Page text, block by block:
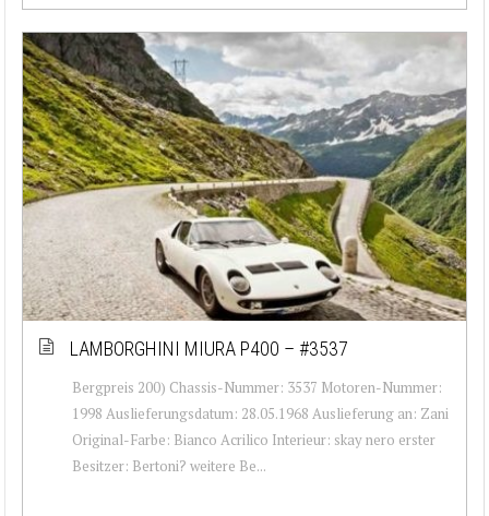
LAMBORGHINI MIURA P400 – #3537
Bergpreis 200) Chassis-Nummer: 3537 Motoren-Nummer:
1998 Auslieferungsdatum: 28.05.1968 Auslieferung an: Zani
Original-Farbe: Bianco Acrilico Interieur: skay nero erster
Besitzer: Bertoni? weitere Be...